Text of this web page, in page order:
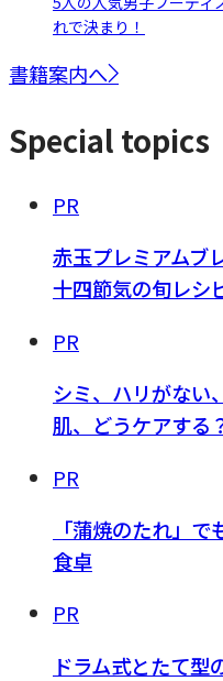
れで決まり！
書籍案内へ
Special topics
PR
赤玉プレミアムブ
十四節気の旬レシ
PR
シミ、ハリがな
肌、どうケアする
PR
「蒲焼のたれ」
食卓
PR
ドラム式とたて型